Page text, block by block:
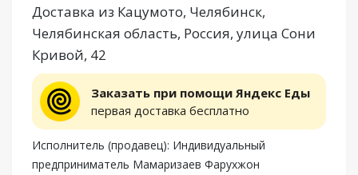
Доставка из Кацумото, Челябинск,
Челябинская область, Россия, улица Сони
Кривой, 42
Заказать при помощи Яндекс Еды
первая доставка бесплатно
Исполнитель (продавец): Индивидуальный
предприниматель Мамаризаев Фарухжон